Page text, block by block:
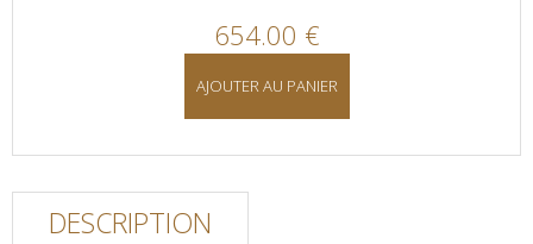
654.00 €
AJOUTER AU PANIER
DESCRIPTION